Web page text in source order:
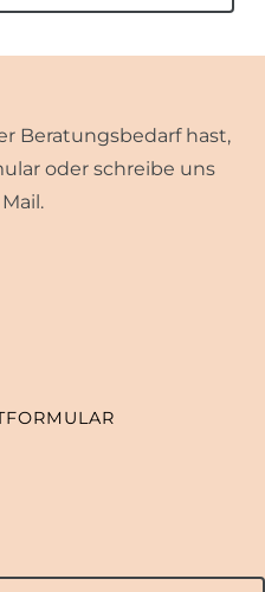
Beratungsbedarf hast,
oder schreibe uns